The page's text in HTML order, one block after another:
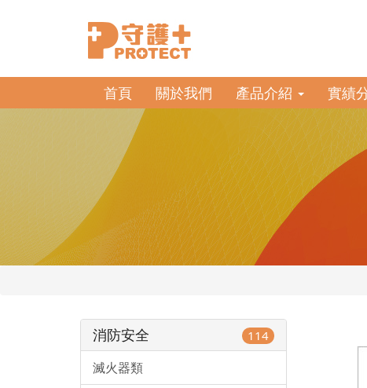
首頁 關於我們 產品介紹 實績
消防安全 114
滅火器類